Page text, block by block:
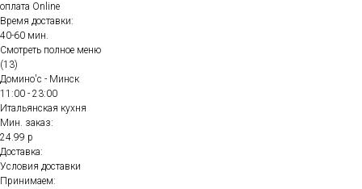
оплата Online
Время доставки:
40-60 мин.
Смотреть полное меню
(13)
Домино'с - Минск
11:00 - 23:00
Итальянская кухня
Мин. заказ:
24.99 р
Доставка:
Условия доставки
Принимаем: